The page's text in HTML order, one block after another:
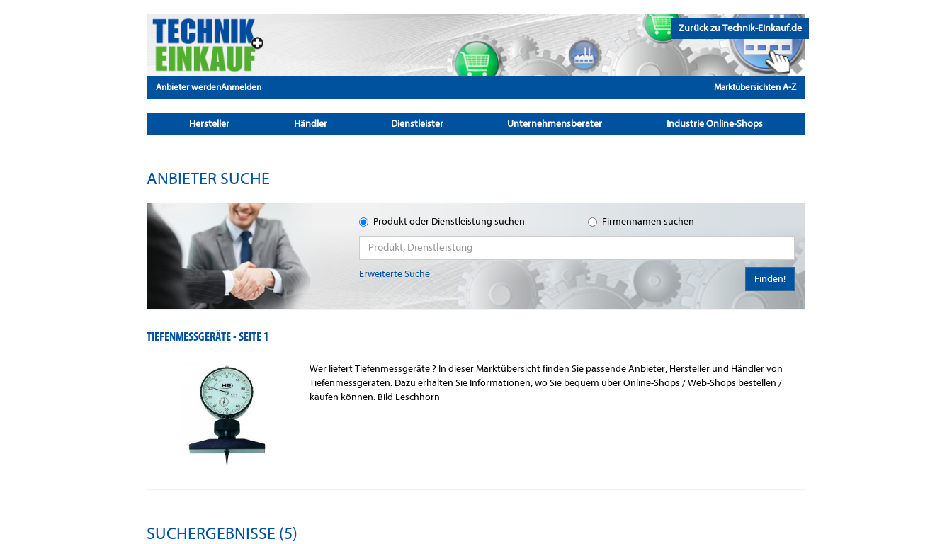
Zurück zu Technik-Einkauf.de
Anbieter werdenAnmelden Marktübersichten A-Z
Hersteller Händler Dienstleister Unternehmensberater Industrie Online-Shops
ANBIETER SUCHE
Produkt oder Dienstleistung suchen Firmennamen suchen
Erweiterte Suche Finden!
TIEFENMESSGERÄTE -SEITE 1
Wer liefert Tiefenmessgeräte ? In dieser Marktübersicht finden Sie passende Anbieter, Hersteller und Händler von
Tiefenmessgeräten. Dazu erhalten Sie Informationen, wo Sie bequem über Online-Shops / Web-Shops bestellen /
kaufen können. Bild Leschhorn
SUCHERGEBNISSE (5)